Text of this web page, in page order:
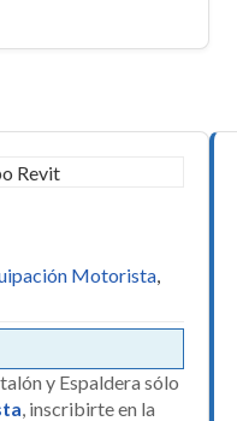
Motorista,
y Espaldera sólo
, inscribirte en la